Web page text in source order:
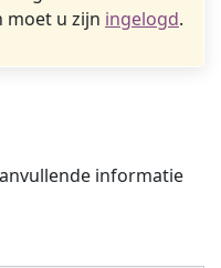
moet u zijn ingelogd.
informatie